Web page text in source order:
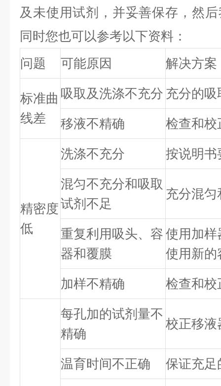
及未使用试剂，并妥善保存，然
同时您也可以参考以下资料：
问题
可能原因 解决方案
标准曲
线差
吸取及洗涤不充分 充分的
移液不精确 检查和校
精密度
低
洗涤不充分 按说明书
混匀不充分和吸取
试剂不足
充分混
重复利用吸头、容
器和覆膜
使用加样
使用新的
加样不精确 检查和校
每孔加的试剂量不
精确
校正移液
温育时间不正确 保证充足